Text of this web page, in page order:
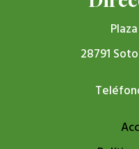
28791